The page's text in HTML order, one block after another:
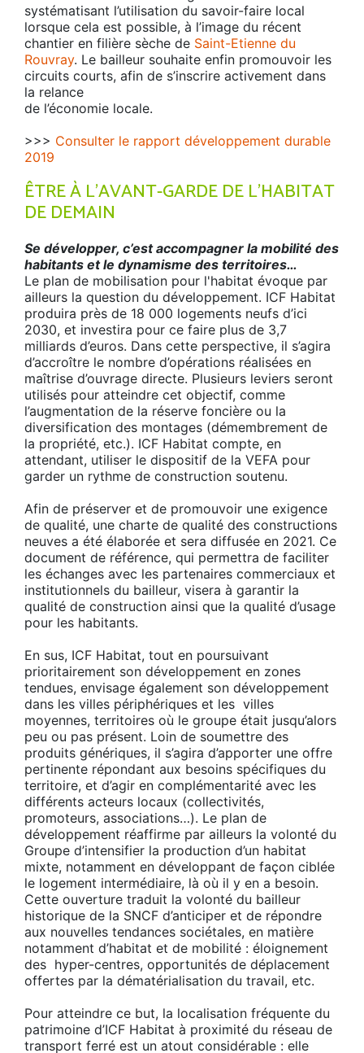
systématisant l’utilisation du savoir-faire local
lorsque cela est possible, à l’image du récent
chantier en filière sèche de Saint-Etienne du
Rouvray. Le bailleur souhaite enfin promouvoir les
circuits courts, afin de s’inscrire activement dans
la relance
de l’économie locale.
>>> Consulter le rapport développement durable
2019
ÊTRE À L’AVANT-GARDE DE L’HABITAT
DE DEMAIN
Se développer, c’est accompagner la mobilité des
habitants et le dynamisme des territoires…
Le plan de mobilisation pour l'habitat évoque par
ailleurs la question du développement. ICF Habitat
produira près de 18 000 logements neufs d’ici
2030, et investira pour ce faire plus de 3,7
milliards d’euros. Dans cette perspective, il s’agira
d’accroître le nombre d’opérations réalisées en
maîtrise d’ouvrage directe. Plusieurs leviers seront
utilisés pour atteindre cet objectif, comme
l’augmentation de la réserve foncière ou la
diversification des montages (démembrement de
la propriété, etc.). ICF Habitat compte, en
attendant, utiliser le dispositif de la VEFA pour
garder un rythme de construction soutenu.
Afin de préserver et de promouvoir une exigence
de qualité, une charte de qualité des constructions
neuves a été élaborée et sera diffusée en 2021. Ce
document de référence, qui permettra de faciliter
les échanges avec les partenaires commerciaux et
institutionnels du bailleur, visera à garantir la
qualité de construction ainsi que la qualité d’usage
pour les habitants.
En sus, ICF Habitat, tout en poursuivant
prioritairement son développement en zones
tendues, envisage également son développement
dans les villes périphériques et les villes
moyennes, territoires où le groupe était jusqu’alors
peu ou pas présent. Loin de soumettre des
produits génériques, il s’agira d’apporter une offre
pertinente répondant aux besoins spécifiques du
territoire, et d’agir en complémentarité avec les
différents acteurs locaux (collectivités,
promoteurs, associations…). Le plan de
développement réaffirme par ailleurs la volonté du
Groupe d’intensifier la production d’un habitat
mixte, notamment en développant de façon ciblée
le logement intermédiaire, là où il y en a besoin.
Cette ouverture traduit la volonté du bailleur
historique de la SNCF d’anticiper et de répondre
aux nouvelles tendances sociétales, en matière
notamment d’habitat et de mobilité : éloignement
des hyper-centres, opportunités de déplacement
offertes par la dématérialisation du travail, etc.
Pour atteindre ce but, la localisation fréquente du
patrimoine d’ICF Habitat à proximité du réseau de
transport ferré est un atout considérable : elle